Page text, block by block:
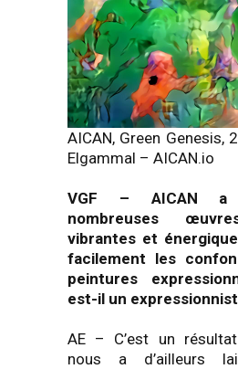
AICAN, Green Genesis,
Elgammal – AICAN.io
VGF – AICAN a
nombreuses
vibrantes et
facilement les
peintures
est-il un
AE – C’est un
nous a d’ailleurs